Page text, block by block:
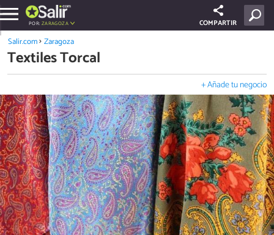
POR: ZARAGOZA COMPARTIR
Salir.com Zaragoza
Textiles Torcal
+ Añade tu negocio